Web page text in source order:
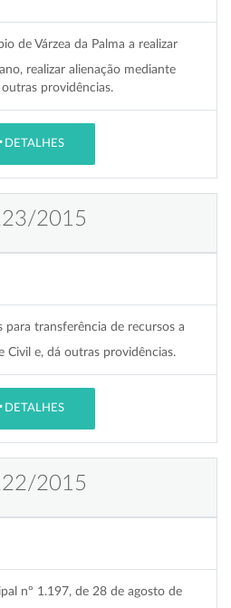
de Várzea da Palma a realizar
realizar alienação mediante
providências.
DETALHES
2015
para transferência de recursos a
Civil e, dá outras providências.
DETALHES
2015
nº 1.197, de 28 de agosto de